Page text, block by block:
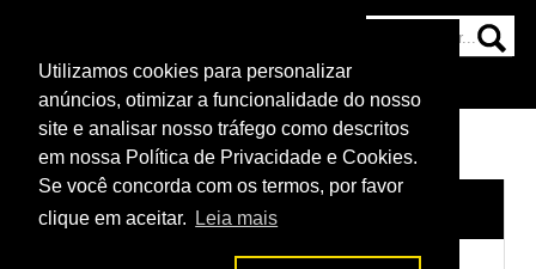
Utilizamos cookies para personalizar
anúncios, otimizar a funcionalidade do nosso
site e analisar nosso tráfego como descritos
em nossa Política de Privacidade e Cookies.
Se você concorda com os termos, por favor
clique em aceitar.
Leia mais
NOTÍCIAS
HOME NOTÍCIAS